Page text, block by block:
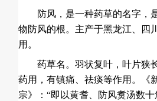
防风，是一种药草的名字，
物防风的根。主产于黑龙江、四
用。
药草名。羽状复叶，叶片狭
药用，有镇痛、祛痰等作用。《
宗》：“即以黄耆、防风煑汤数十